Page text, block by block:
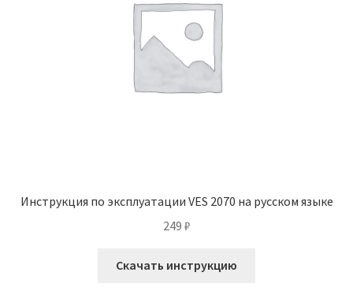
Инструкция по эксплуатации VES 2070 на русском языке
249 ₽
Скачать инструкцию